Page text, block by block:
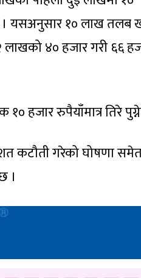
। यसअनुसार १० लाख तलब
४० हजार गरी ६६
हजार रुपैयाँमात्र तिरे
कटौती गरेको घोषणा
।